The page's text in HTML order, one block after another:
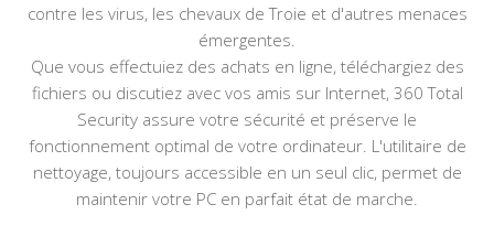
contre les virus, les chevaux de Troie et d'autres menaces
émergentes.
Que vous effectuiez des achats en ligne, téléchargiez des
fichiers ou discutiez avec vos amis sur Internet, 360 Total
Security assure votre sécurité et préserve le
fonctionnement optimal de votre ordinateur. L'utilitaire de
nettoyage, toujours accessible en un seul clic, permet de
maintenir votre PC en parfait état de marche.